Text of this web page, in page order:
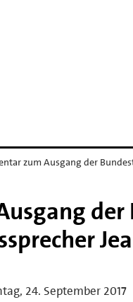
zum Ausgang der
24. September 2017